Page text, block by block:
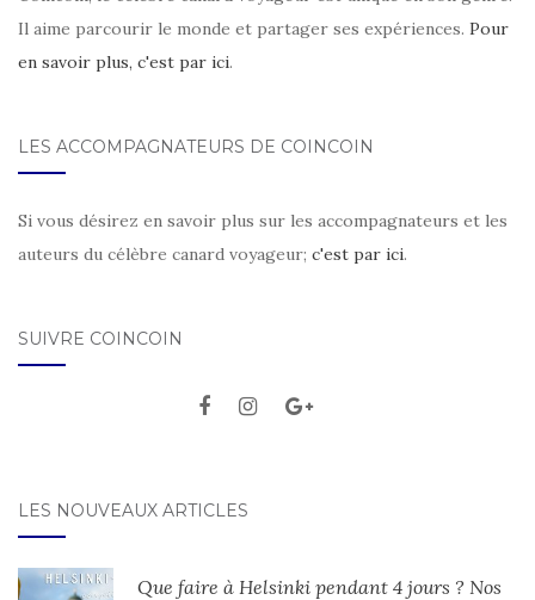
Il aime parcourir le monde et partager ses expériences. Pour
en savoir plus, c'est par ici.
LES ACCOMPAGNATEURS DE COINCOIN
Si vous désirez en savoir plus sur les accompagnateurs et les
auteurs du célèbre canard voyageur; c'est par ici.
SUIVRE COINCOIN
LES NOUVEAUX ARTICLES
Que faire à Helsinki pendant 4 jours ? Nos